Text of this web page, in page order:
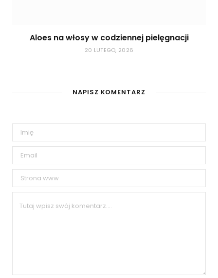
Aloes na włosy w codziennej pielęgnacji
20 LUTEGO, 2026
NAPISZ KOMENTARZ